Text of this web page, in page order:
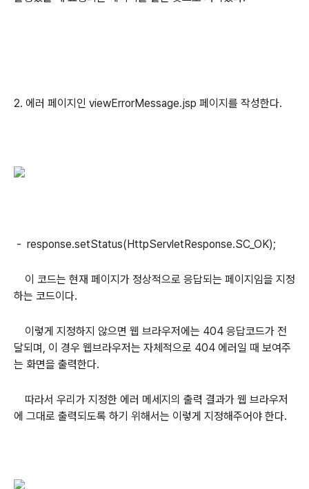
2. 에러 페이지인 viewErrorMessage.jsp 페이지를 작성한다.
- response.setStatus(HttpServletResponse.SC_OK);
이 코드는 현재 페이지가 정상적으로 응답되는 페이지임을 지정
하는 코드이다.
이렇게 지정하지 않으면 웹 브라우저에는 404 응답코드가 전
달되며, 이 경우 웹브라우저는 자체적으로 404 에러일 때 보여주
는 화면을 출력한다.
따라서 우리가 지정한 에러 메세지의 출력 결과가 웹 브라우저
에 그대로 출력되도록 하기 위해서는 이렇게 지정해주어야 한다.